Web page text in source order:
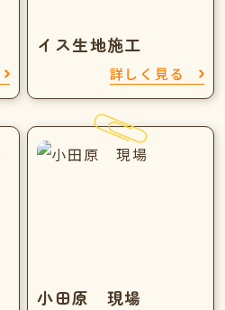
イス生地施工
詳しく見る
小田原 現場